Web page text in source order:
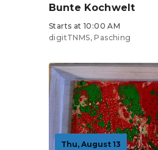
Bunte Kochwelt
Starts at 10:00 AM
digitTNMS, Pasching
Thu, August 13